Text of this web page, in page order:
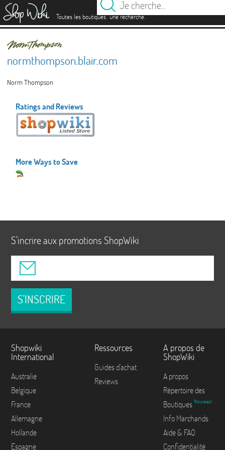
Toutes les boutiques.une recherche.
normthompson.blair.com
Norm Thompson
Ratings and Reviews
More Ways to Save
S'incrire aux promotions ShopWiki
S'INSCRIRE
Shopwiki
International
Australie
Belgique
France
Allemagne
Hollande
Espagne
Ressources
Guides d'achat
Reviews
A propos de
ShopWiki
A propos
Répertoire des
Boutiques Nouveau!
Info Marchands
Aide & FAQ
Confidentialité